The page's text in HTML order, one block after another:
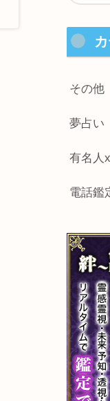
その他
夢占い
有名人
電話鑑